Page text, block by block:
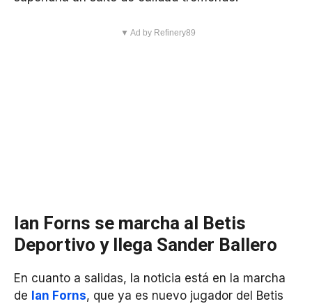
▼ Ad by Refinery89
Ian Forns se marcha al Betis
Deportivo y llega Sander Ballero
En cuanto a salidas, la noticia está en la marcha
de Ian Forns, que ya es nuevo jugador del Betis